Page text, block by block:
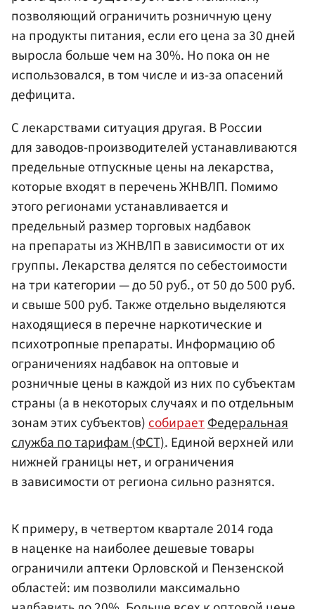
позволяющий ограничить розничную цену
на продукты питания, если его цена за 30 дней
выросла больше чем на 30%. Но пока он не
использовался, в том числе и из-за опасений
дефицита.
С лекарствами ситуация другая. В России
для заводов-производителей устанавливаются
предельные отпускные цены на лекарства,
которые входят в перечень ЖНВЛП. Помимо
этого регионами устанавливается и
предельный размер торговых надбавок
на препараты из ЖНВЛП в зависимости от их
группы. Лекарства делятся по себестоимости
на три категории — до 50 руб., от 50 до 500 руб.
и свыше 500 руб. Также отдельно выделяются
находящиеся в перечне наркотические и
психотропные препараты. Информацию об
ограничениях надбавок на оптовые и
розничные цены в каждой из них по субъектам
страны (а в некоторых случаях и по отдельным
зонам этих субъектов)собираетФедеральная
служба по тарифам (ФСТ). Единой верхней или
нижней границы нет, и ограничения
в зависимости от региона сильно разнятся.
К примеру, в четвертом квартале 2014 года
в наценке на наиболее дешевые товары
ограничили аптеки Орловской и Пензенской
областей: им позволили максимально